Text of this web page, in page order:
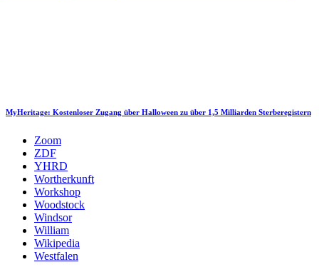
MyHeritage: Kostenloser Zugang über Halloween zu über 1,5 Milliarden Sterberegistern
Zoom
ZDF
YHRD
Wortherkunft
Workshop
Woodstock
Windsor
William
Wikipedia
Westfalen